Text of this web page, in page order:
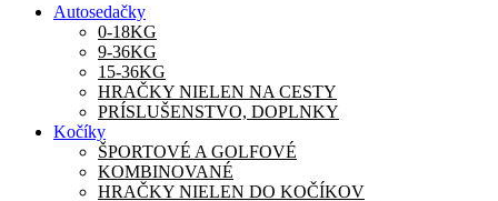
Autosedačky
0-18KG
9-36KG
15-36KG
HRAČKY NIELEN NA CESTY
PRÍSLUŠENSTVO, DOPLNKY
Kočíky
ŠPORTOVÉ A GOLFOVÉ
KOMBINOVANÉ
HRAČKY NIELEN DO KOČÍKOV